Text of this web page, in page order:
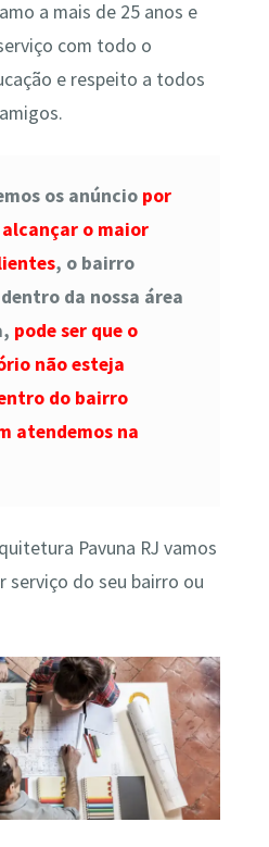
a mais de 25 anos e
com todo o
e respeito a todos
os anúncio por
o maior
, o bairro
da nossa área
pode ser que o
não esteja
do bairro
atendemos na
Pavuna RJ vamos
serviço do seu bairro ou